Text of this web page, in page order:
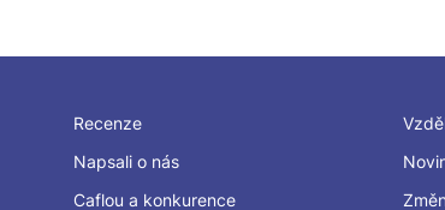
Recenze
Napsali o nás
Caflou a konkurence